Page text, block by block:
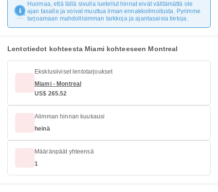
Huomaa, että tällä sivulla luetellut hinnat eivät välttämättä ole
ajan tasalla ja voivat muuttua ilman ennakkoilmoitusta. Pyrimme
tarjoamaan mahdollisimman tarkkoja ja ajantasaisia tietoja.
Lentotiedot kohteesta Miami kohteeseen Montreal
Eksklusiiviset lentotarjoukset
Miami - Montreal
US$ 265.52
Alimman hinnan kuukausi
heinä
Määränpäät yhteensä
1